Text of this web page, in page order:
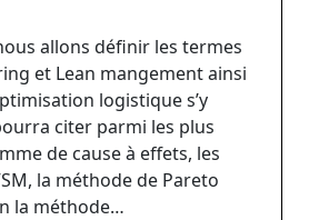
allons définir les termes
et Lean mangement ainsi
logistique s’y
citer parmi les plus
de cause à effets, les
la méthode de Pareto
la méthode…